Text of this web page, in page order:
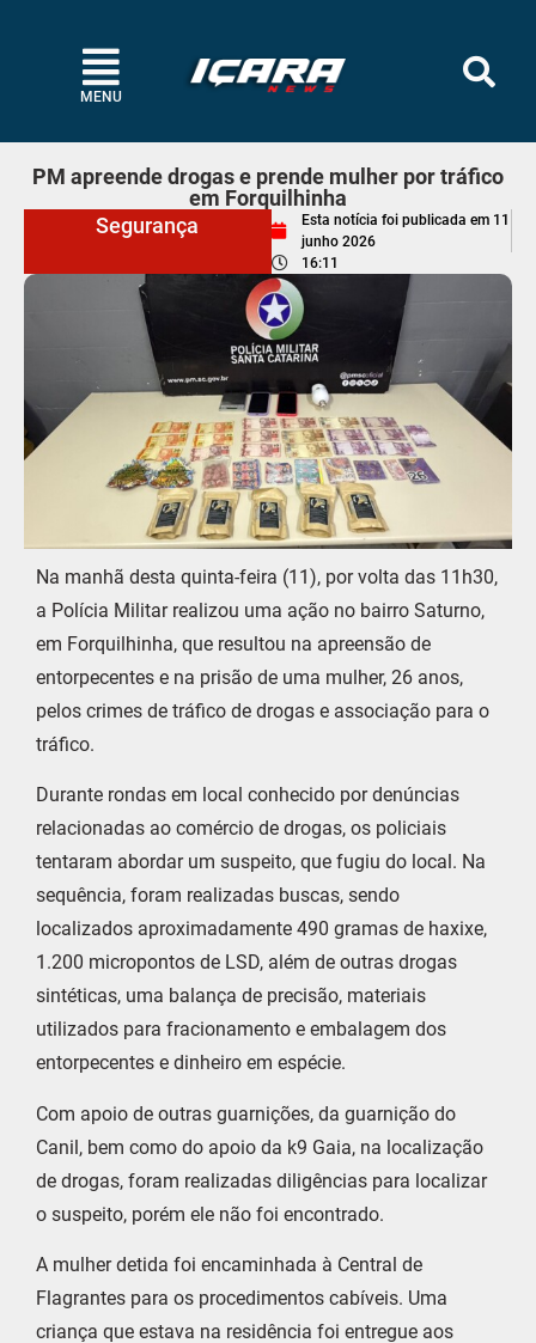
MENU
PM apreende drogas e prende mulher por tráfico
em Forquilhinha
Segurança
Esta notícia foi publicada em 11
junho 2026
16:11
Na manhã desta quinta-feira (11), por volta das 11h30,
a Polícia Militar realizou uma ação no bairro Saturno,
em Forquilhinha, que resultou na apreensão de
entorpecentes e na prisão de uma mulher, 26 anos,
pelos crimes de tráfico de drogas e associação para o
tráfico.
Durante rondas em local conhecido por denúncias
relacionadas ao comércio de drogas, os policiais
tentaram abordar um suspeito, que fugiu do local. Na
sequência, foram realizadas buscas, sendo
localizados aproximadamente 490 gramas de haxixe,
1.200 micropontos de LSD, além de outras drogas
sintéticas, uma balança de precisão, materiais
utilizados para fracionamento e embalagem dos
entorpecentes e dinheiro em espécie.
Com apoio de outras guarnições, da guarnição do
Canil, bem como do apoio da k9 Gaia, na localização
de drogas, foram realizadas diligências para localizar
o suspeito, porém ele não foi encontrado.
A mulher detida foi encaminhada à Central de
Flagrantes para os procedimentos cabíveis. Uma
criança que estava na residência foi entregue aos